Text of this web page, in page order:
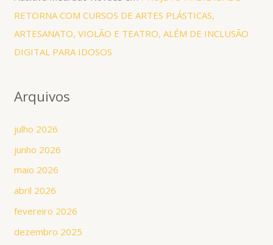
RETORNA COM CURSOS DE ARTES PLÁSTICAS,
ARTESANATO, VIOLÃO E TEATRO, ALÉM DE INCLUSÃO
DIGITAL PARA IDOSOS
Arquivos
julho 2026
junho 2026
maio 2026
abril 2026
fevereiro 2026
dezembro 2025